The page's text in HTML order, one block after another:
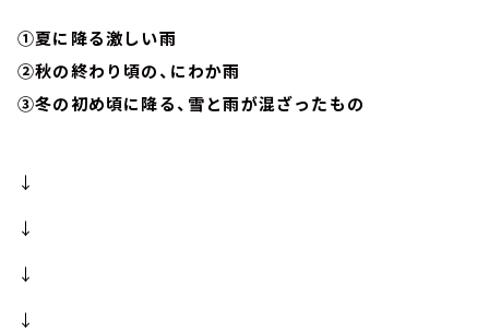
①夏に降る激しい雨
②秋の終わり頃の、にわか雨
③冬の初め頃に降る、雪と雨が混ざったもの
↓
↓
↓
↓